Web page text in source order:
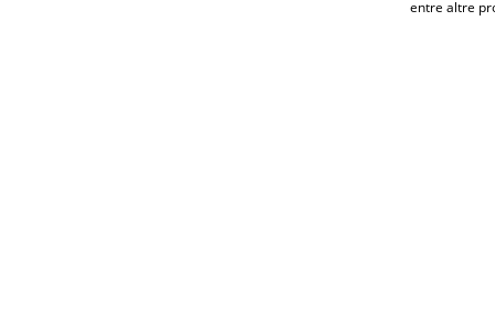
entre altre